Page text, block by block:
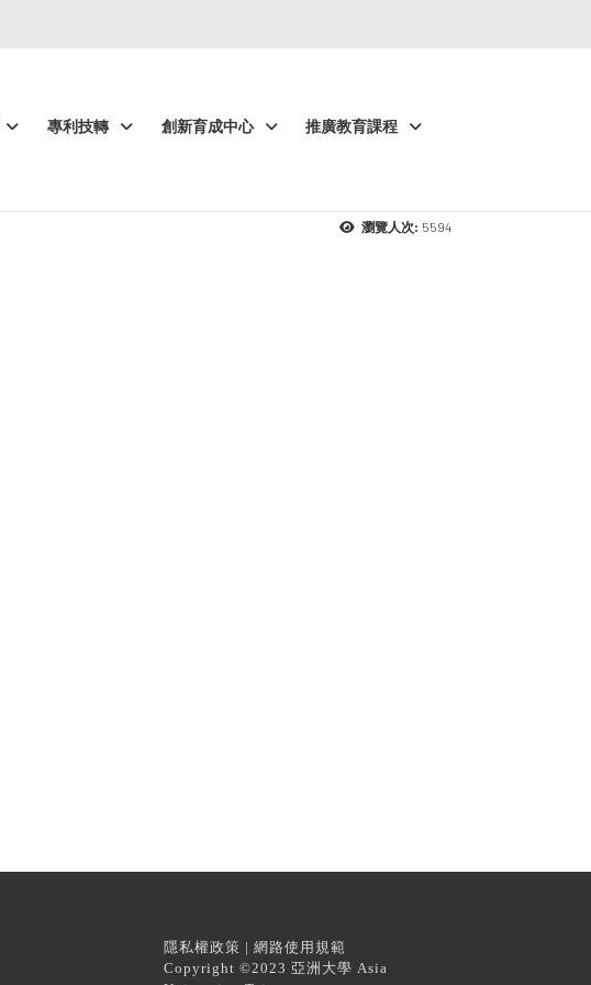
專利技轉 創新育成中心 推廣教育課程
瀏覽人次: 5594
隱私權政策 | 網路使用規範
Copyright ©2023 亞洲大學 Asia